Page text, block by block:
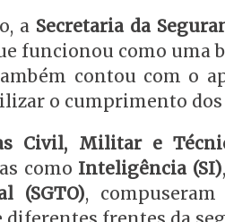
a Secretaria da
funcionou como uma
contou com o
o cumprimento dos
Civil, Militar e
como Inteligência (SI),
(SGTO),